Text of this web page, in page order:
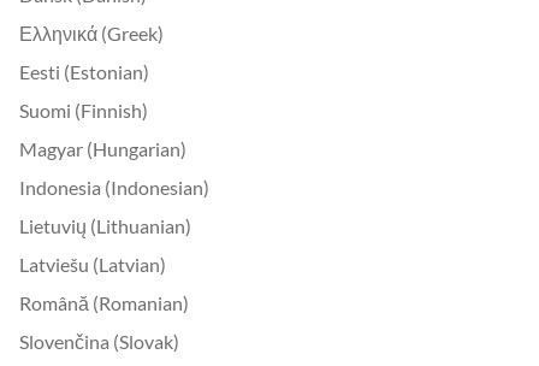
Ελληνικά (Greek)
Eesti (Estonian)
Suomi (Finnish)
Magyar (Hungarian)
Indonesia (Indonesian)
Lietuvių (Lithuanian)
Latviešu (Latvian)
Română (Romanian)
Slovenčina (Slovak)